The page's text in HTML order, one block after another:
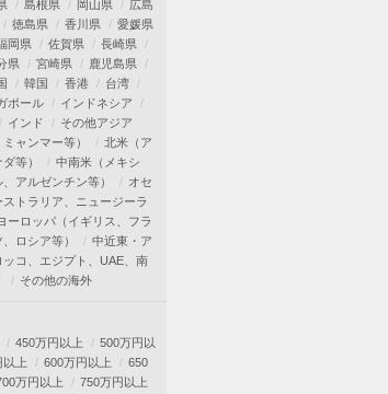
島根県 岡山県
広島
徳島県 香川県
愛媛県
岡県 佐賀県
長崎県
県 宮崎県
鹿児島県
韓国 香港
台湾
ポール
インドネシア
インド
その他アジア
ミャンマー等）
北米（ア
等）
中南米（メキシ
アルゼンチン等）
オセ
トラリア、ニュージーラ
ーロッパ（イギリス、フラ
ロシア等）
中近東・ア
ッコ、エジプト、UAE、南
その他の海外
450万円以上
500万円以
以上 600万円以上
650
万円以上
750万円以上